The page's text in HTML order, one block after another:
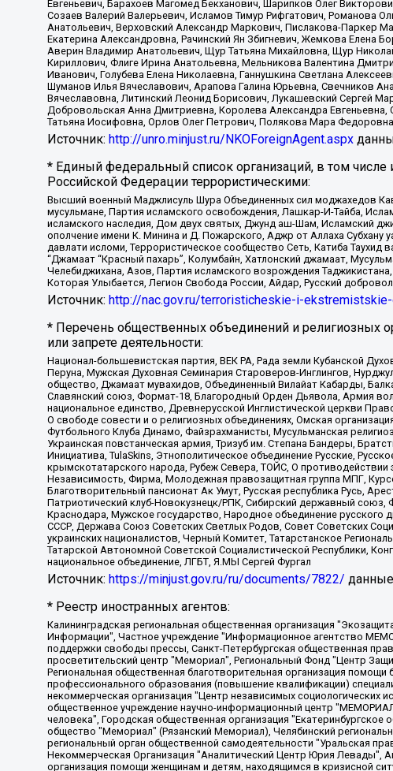
Евгеньевич, Барахоев Магомед Бекханович, Шарипков Олег
Созаев Валерий Валерьевич, Исламов Тимур Рифгатович, Романова
Анатольевич, Верховский Александр Маркович, Пислакова-Паркер
Екатерина Александровна, Рачинский Ян Збигневич, Жемкова Елена
Аверин Владимир Анатольевич, Щур Татьяна Михайловна, Щур
Кириллович, Флиге Ирина Анатольевна, Мельникова Валентина
Иванович, Голубева Елена Николаевна, Ганнушкина Светлана
Шуманов Илья Вячеславович, Арапова Галина Юрьевна, Свечников
Вячеславовна, Литинский Леонид Борисович, Лукашевский Сергей
Добровольская Анна Дмитриевна, Королева Александра
Татьяна Иосифовна, Орлов Олег Петрович, Полякова Мара
Источник: http://unro.minjust.ru/NKOForeignAgent.aspx
* Единый федеральный список организаций, в том числе
Российской Федерации террористическими:
Высший военный Маджлисуль Шура Объединенных сил моджахедов
мусульмане, Партия исламского освобождения, Лашкар-И-Тайба,
исламского наследия, Дом двух святых, Джунд аш-Шам, Исламский
ополчение имени К. Минина и Д. Пожарского, Аджр от Аллаха
давлати исломи, Террористическое сообщество Сеть, Катиба
“Джамаат “Красный пахарь”, Колумбайн, Хатлонский джамаат,
Челебиджихана, Азов, Партия исламского возрождения
Которая Улыбается, Легион Свобода России, Айдар, Русский
Источник: http://nac.gov.ru/terroristicheskie-i-
* Перечень общественных объединений и религиозных
или запрете деятельности:
Национал-большевистская партия, ВЕК РА, Рада земли Кубанской
Перуна, Мужская Духовная Семинария Староверов-Инглингов,
общество, Джамаат мувахидов, Объединенный Вилайат Кабарды,
Славянский союз, Формат-18, Благородный Орден Дьявола, Армия
национальное единство, Древнерусской Инглистической церкви
О свободе совести и о религиозных объединениях, Омская
Футбольного Клуба Динамо, Файзрахманисты, Мусульманская
Украинская повстанческая армия, Тризуб им. Степана Бандеры,
Инициатива, TulaSkins, Этнополитическое объединение Русские,
крымскотатарского народа, Рубеж Севера, ТОЙС, О
Независимость, Фирма, Молодежная правозащитная группа МПГ,
Благотворительный пансионат Ак Умут, Русская республика Русь,
Патриотический клуб-Новокузнецк/РПК, Сибирский державный
Краснодара, Мужское государство, Народное объединение
СССР, Держава Союз Советских Светлых Родов, Совет Советских
украинских националистов, Черный Комитет, Татарстанское
Татарской Автономной Советской Социалистической Республики,
национальное объединение, ЛГБТ, Я.МЫ Сергей Фургал
Источник: https://minjust.gov.ru/ru/documents/7822/
* Реестр иностранных агентов:
Калининградская региональная общественная организация "Экозащита!-Женсовет", Фонд содействия защите прав и свобод граждан "Общественный вердикт", Фонд "Институт Развития Свободы Информации", Частное учреждение "Информационное агентство МЕМО. РУ", Региональная общественная организация "Общественная комиссия по сохранению наследия академика Сахарова", Фонд поддержки свободы прессы, Санкт-Петербургская общественная правозащитная организация "Гражданский контроль", Межрегиональная общественная организация "Информационно-просветительский центр "Мемориал", Региональный Фонд "Центр Защиты Прав Средств Массовой Информации", с 05.12.2023 Фонд "Центр Защиты Прав Средств массовой информации", Региональная общественная благотворительная организация помощи беженцам и мигрантам "Гражданское содействие", Негосударственное образовательное учреждение дополнительного профессионального образования (повышение квалификации) специалистов "АКАДЕМИЯ ПО ПРАВАМ ЧЕЛОВЕКА", Свердловская региональная общественная организация "Сутяжник", Автономная некоммерческая организация "Центр независимых социологических исследований", Союз общественных объединений "Российский исследовательский центр по правам человека", Региональное общественное учреждение научно-информационный центр "МЕМОРИАЛ", Некоммерческая организация "Фонд защиты гласности", Автономная некоммерческая организация "Институт прав человека", Городская общественная организация "Екатеринбургское общество "МЕМОРИАЛ", Городская общественная организация "Рязанское историко-просветительское и правозащитное общество "Мемориал" (Рязанский Мемориал), Челябинский региональный орган общественной самодеятельности – женское общественное объединение "Женщины Евразии", Челябинский региональный орган общественной самодеятельности "Уральская правозащитная группа", Фонд содействия защите здоровья и социальной справедливости имени Андрея Рылькова, Автономная Некоммерческая Организация "Аналитический Центр Юрия Левады", Автономная некоммерческая организация социальной поддержки населения "Проект Апрель", Региональная общественная организация помощи женщинам и детям, находящимся в кризисной ситуации "Информационно-методический центр "Анна", Фонд содействия развитию массовых коммуникаций и правовому просвещению "Так-так-Так", Фонд содействия устойчивому развитию "Серебряная тайга", Свердловский региональный общественный фонд социальных проектов "Новое время", "Idel.Реалии", Кавказ.Реалии, Крым.Реалии, Телеканал Настоящее Время, Татаро-башкирская служба Радио Свобода (Azatliq Radiosi), Радио Свободная Европа/Радио Свобода (PCE/PC), "Сибирь.Реалии", "Фактограф", Благотворительный фонд помощи осужденным и их семьям, Автономная некоммерческая организация "Институт глобализации и социальных движений", Фонд "В защиту прав заключенных", Частное учреждение "Центр поддержки и содействия развитию средств массовой информации", Пензенский региональный общественный благотворительный фонд "Гражданский союз", "Север.Реалии", Некоммерческая организация Фонд "Правовая инициатива", Общество с ограниченной ответственностью "Радио Свободная Европа/Радио Свобода", Чешское информационное агентство "MEDIUM-ORIENT", Красноярская региональная общественная организация "Мы против СПИДа", Камалягин Денис Николаевич, Маркелов Сергей Евгеньевич, Пономарев Лев Александрович, Савицкая Людмила Алексеевна, Автономная некоммерческая организация "Центр по работе с проблемой насилия "НАСИЛИЮ.НЕТ", Межрегиональный профессиональный союз работников здравоохранения "Альянс